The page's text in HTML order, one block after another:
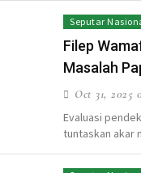
Seputar
Filep
Masalah
Oct 31, 2025
Evaluasi
tuntaskan akar